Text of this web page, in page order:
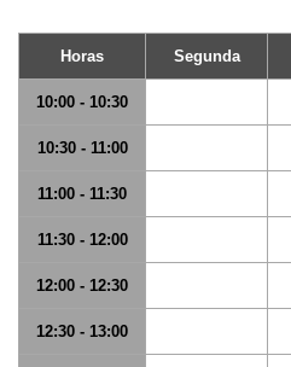
Horas Segunda
10:00 - 10:30
10:30 - 11:00
11:00 - 11:30
11:30 - 12:00
12:00 - 12:30
12:30 - 13:00